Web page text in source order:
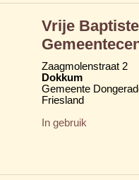
Vrije
Zaagmolenstraat 2
Dokkum
Gemeente
Friesland
In gebruik